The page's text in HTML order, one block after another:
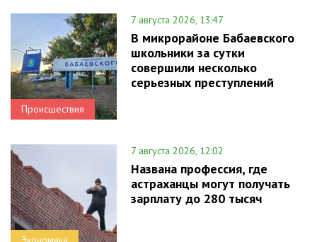
Происшествия
7 августа 2026, 13:47
В микрорайоне Бабаевского
школьники за сутки
совершили несколько
серьезных преступлений
7 августа 2026, 12:02
Названа профессия, где
астраханцы могут получать
зарплату до 280 тысяч